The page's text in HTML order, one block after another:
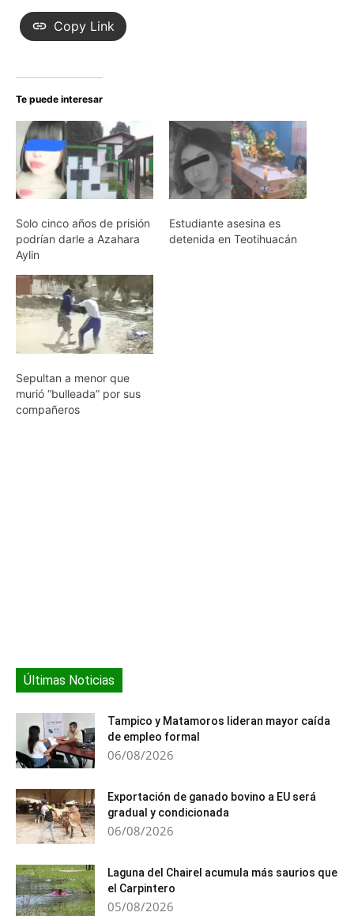
Copy Link
Te puede interesar
Solo cinco años de prisión
podrían darle a Azahara
Aylin
Estudiante asesina es
detenida en Teotihuacán
Sepultan a menor que
murió “bulleada” por sus
compañeros
Últimas Noticias
Tampico y Matamoros lideran mayor caída
de empleo formal
06/08/2026
Exportación de ganado bovino a EU será
gradual y condicionada
06/08/2026
Laguna del Chairel acumula más saurios que
el Carpintero
05/08/2026